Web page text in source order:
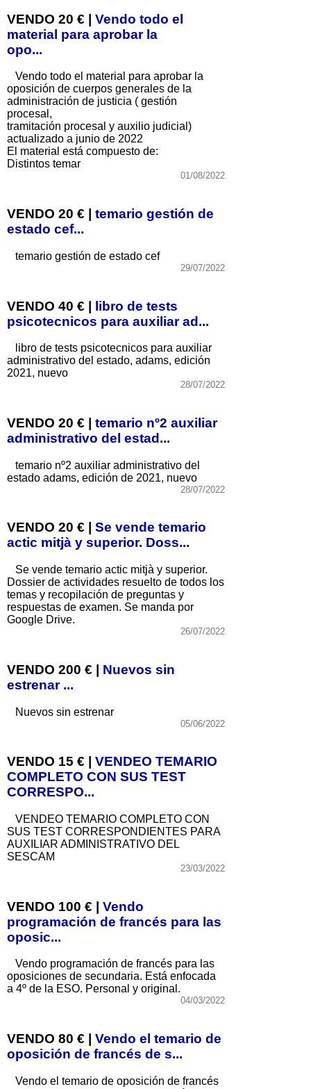
VENDO 20 € | Vendo todo el
material para aprobar la
opo...
Vendo todo el material para aprobar la
oposición de cuerpos generales de la
administración de justicia ( gestión
procesal,
tramitación procesal y auxilio judicial)
actualizado a junio de 2022
El material está compuesto de:
Distintos temar
01/08/2022
VENDO 20 € | temario gestión de
estado cef...
temario gestión de estado cef
29/07/2022
VENDO 40 € | libro de tests
psicotecnicos para auxiliar ad...
libro de tests psicotecnicos para auxiliar
administrativo del estado, adams, edición
2021, nuevo
28/07/2022
VENDO 20 € | temario nº2 auxiliar
administrativo del estad...
temario nº2 auxiliar administrativo del
estado adams, edición de 2021, nuevo
28/07/2022
VENDO 20 € | Se vende temario
actic mitjà y superior. Doss...
Se vende temario actic mitjà y superior.
Dossier de actividades resuelto de todos los
temas y recopilación de preguntas y
respuestas de examen. Se manda por
Google Drive.
26/07/2022
VENDO 200 € | Nuevos sin
estrenar ...
Nuevos sin estrenar
05/06/2022
VENDO 15 € | VENDEO TEMARIO
COMPLETO CON SUS TEST
CORRESPO...
VENDEO TEMARIO COMPLETO CON
SUS TEST CORRESPONDIENTES PARA
AUXILIAR ADMINISTRATIVO DEL
SESCAM
23/03/2022
VENDO 100 € | Vendo
programación de francés para las
oposic...
Vendo programación de francés para las
oposiciones de secundaria. Está enfocada
a 4º de la ESO. Personal y original.
04/03/2022
VENDO 80 € | Vendo el temario de
oposición de francés de s...
Vendo el temario de oposición de francés